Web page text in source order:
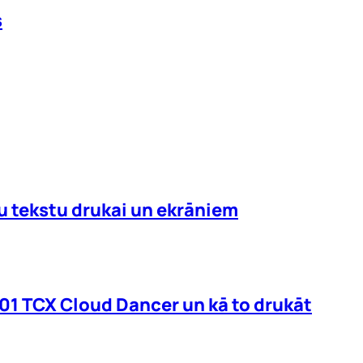
tekstu drukai un ekrāniem
TCX Cloud Dancer un kā to drukāt